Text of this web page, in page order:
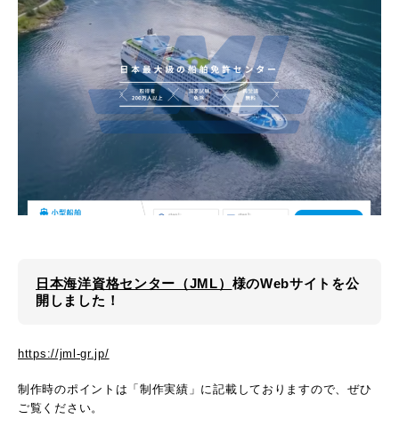
日本海洋資格センター（JML） 様のWebサイトを公
開しました！
https://jml-gr.jp/
制作時のポイントは「制作実績」に記載しておりますので、ぜひ
ご覧ください。